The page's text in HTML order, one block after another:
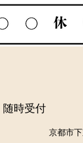
時受付
京都市